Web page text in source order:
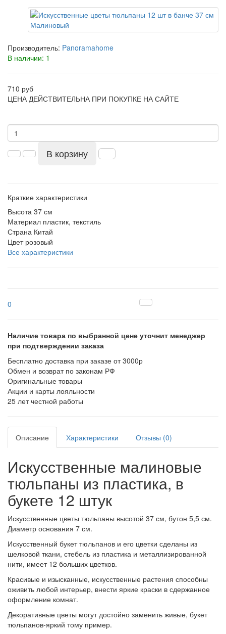
Производитель: Panoramahome
В наличии: 1
710 руб
ЦЕНА ДЕЙСТВИТЕЛЬНА ПРИ ПОКУПКЕ НА САЙТЕ
В корзину
Краткие характеристики
Высота 37 см
Материал пластик, текстиль
Страна Китай
Цвет розовый
Все характеристики
0
Наличие товара по выбранной цене уточнит менеджер
при подтверждении заказа
Бесплатно доставка при заказе от 3000р
Обмен и возврат по законам РФ
Оригинальные товары
Акции и карты лояльности
25 лет честной работы
Описание Характеристики Отзывы (0)
Искусственные малиновые
тюльпаны из пластика, в
букете 12 штук
Искусственные цветы тюльпаны высотой 37 см, бутон 5,5 см.
Диаметр основания 7 см.
Искусственный букет тюльпанов и его цветки сделаны из
шелковой ткани, стебель из пластика и металлизированной
нити, имеет 12 больших цветков.
Красивые и изысканные, искусственные растения способны
оживить любой интерьер, внести яркие краски в сдержанное
оформление комнат.
Декоративные цветы могут достойно заменить живые, букет
тюльпанов-яркий тому пример.